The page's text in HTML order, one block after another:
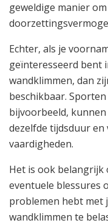
geweldige manier
Echter, als je
geïnteresseerd bent
wandklimmen, dan
beschikbaar.
bijvoorbeeld,
dezelfde tijdsduur en
vaardigheden.
Het is ook
eventuele blessures
problemen hebt met
wandklimmen te